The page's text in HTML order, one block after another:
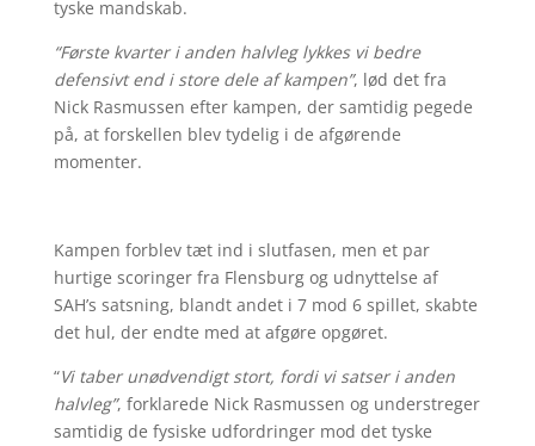
tyske mandskab.
“Første kvarter i anden halvleg lykkes vi bedre
defensivt end i store dele af kampen”, lød det fra
Nick Rasmussen efter kampen, der samtidig pegede
på, at forskellen blev tydelig i de afgørende
momenter.
Kampen forblev tæt ind i slutfasen, men et par
hurtige scoringer fra Flensburg og udnyttelse af
SAH’s satsning, blandt andet i 7 mod 6 spillet, skabte
det hul, der endte med at afgøre opgøret.
“Vi taber unødvendigt stort, fordi vi satser i anden
halvleg”, forklarede Nick Rasmussen og understreger
samtidig de fysiske udfordringer mod det tyske